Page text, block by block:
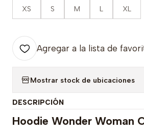
XS S M L XL
Agregar a la lista de
Mostrar stock de ubicaciones
DESCRIPCIÓN
Hoodie Wonder Woman